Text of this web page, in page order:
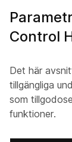
Control
Det här
tillgängliga
som
funktioner.